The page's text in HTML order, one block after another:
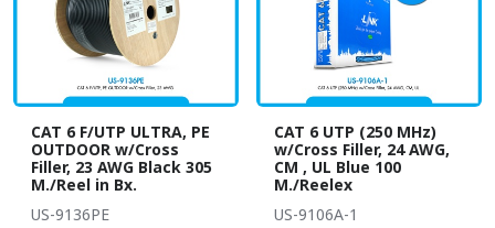
CAT 6 F/UTP ULTRA, PE
OUTDOOR w/Cross
Filler, 23 AWG Black 305
M./Reel in Bx.
US-9136PE
CAT 6 UTP (250 MHz)
w/Cross Filler, 24 AWG,
CM , UL Blue 100
M./Reelex
US-9106A-1